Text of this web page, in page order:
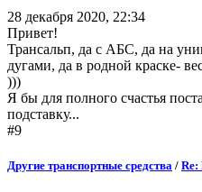
28 декабря 2020, 22:34
Привет!
Трансальп, да с АБС, да на
дугами, да в родной краске-
)))
Я бы для полного счастья
подставку...
#9
Другие транспортные средства / Re: